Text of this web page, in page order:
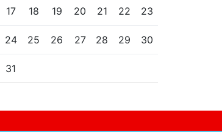
17 18 19 20 21 22 23
24 25 26 27 28 29 30
31